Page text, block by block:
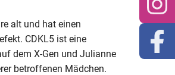
alt und hat einen
CDKL5 ist eine
dem X-Gen und Julianne
betroffenen Mädchen.